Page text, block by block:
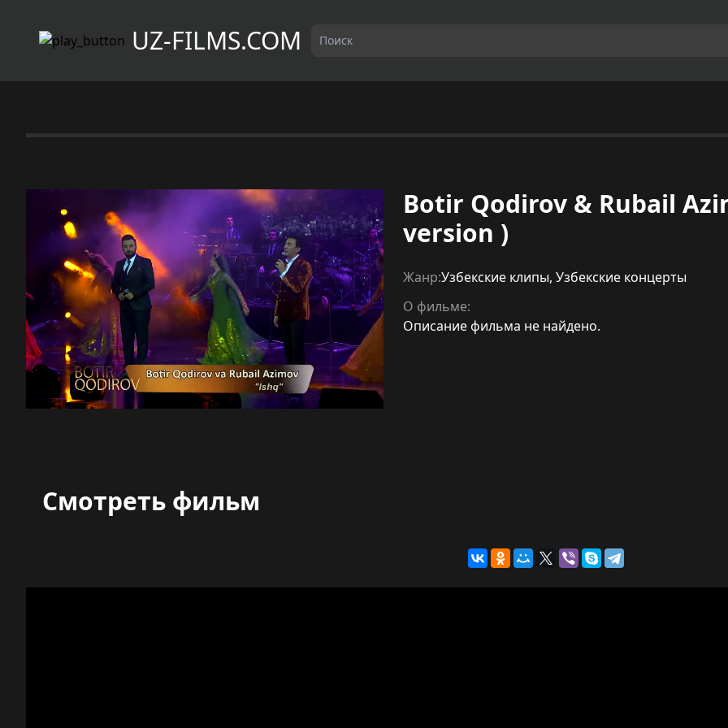
UZ-FILMS.COM
Botir Qodirov & Rubail
version )
Жанр:Узбекские клипы, Узбекские концерты
О фильме:
Описание фильма не найдено.
Смотреть фильм